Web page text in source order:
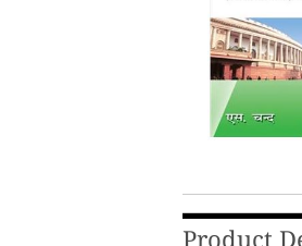
Product